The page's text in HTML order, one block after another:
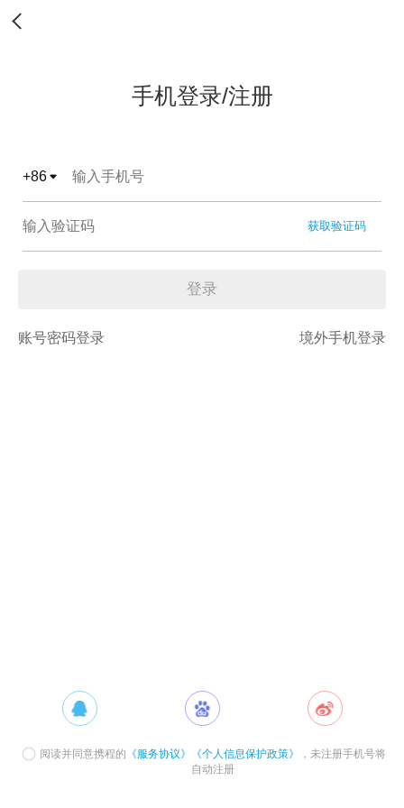
手机登录/注册
+86
获取验证码
登录
账号密码登录 境外手机登录
阅读并同意携程的 《服务协议》 《个人信息保护政策》
，未注册手机号将
自动注册